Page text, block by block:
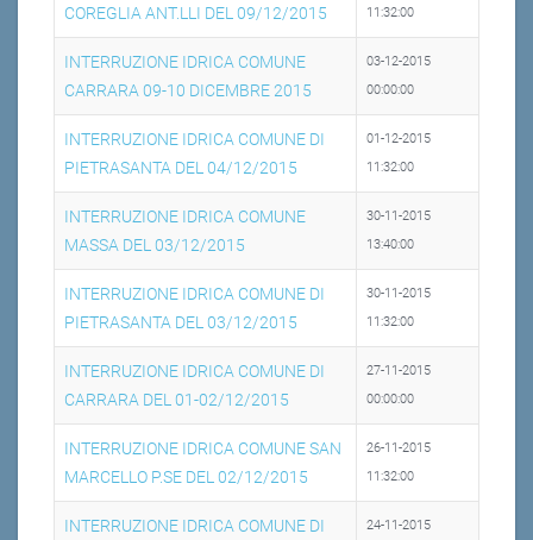
COREGLIA ANT.LLI DEL 09/12/2015
11:32:00
INTERRUZIONE IDRICA COMUNE
CARRARA 09-10 DICEMBRE 2015
03-12-2015
00:00:00
INTERRUZIONE IDRICA COMUNE DI
PIETRASANTA DEL 04/12/2015
01-12-2015
11:32:00
INTERRUZIONE IDRICA COMUNE
MASSA DEL 03/12/2015
30-11-2015
13:40:00
INTERRUZIONE IDRICA COMUNE DI
PIETRASANTA DEL 03/12/2015
30-11-2015
11:32:00
INTERRUZIONE IDRICA COMUNE DI
CARRARA DEL 01-02/12/2015
27-11-2015
00:00:00
INTERRUZIONE IDRICA COMUNE SAN
MARCELLO P.SE DEL 02/12/2015
26-11-2015
11:32:00
INTERRUZIONE IDRICA COMUNE DI
24-11-2015